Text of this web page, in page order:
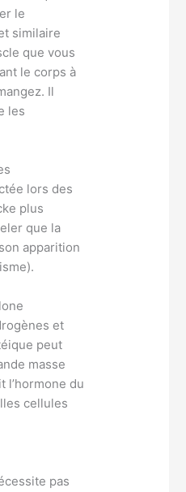
le
similaire
que vous
le corps à
Il
les
lors des
plus
que la
apparition
et
peut
masse
l’hormone du
cellules
pas